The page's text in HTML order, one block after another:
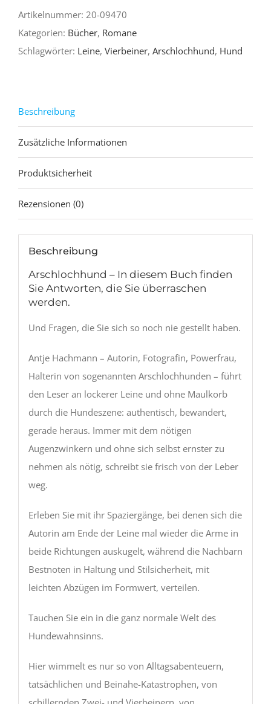
Artikelnummer: 20-09470
Kategorien: Bücher, Romane
Schlagwörter: Leine, Vierbeiner, Arschlochhund, Hund
Beschreibung
Zusätzliche Informationen
Produktsicherheit
Rezensionen (0)
Beschreibung
Arschlochhund – In diesem Buch finden
Sie Antworten, die Sie überraschen
werden.
Und Fragen, die Sie sich so noch nie gestellt haben.
Antje Hachmann – Autorin, Fotografin, Powerfrau,
Halterin von sogenannten Arschlochhunden – führt
den Leser an lockerer Leine und ohne Maulkorb
durch die Hundeszene: authentisch, bewandert,
gerade heraus. Immer mit dem nötigen
Augenzwinkern und ohne sich selbst ernster zu
nehmen als nötig, schreibt sie frisch von der Leber
weg.
Erleben Sie mit ihr Spaziergänge, bei denen sich die
Autorin am Ende der Leine mal wieder die Arme in
beide Richtungen auskugelt, während die Nachbarn
Bestnoten in Haltung und Stilsicherheit, mit
leichten Abzügen im Formwert, verteilen.
Tauchen Sie ein in die ganz normale Welt des
Hundewahnsinns.
Hier wimmelt es nur so von Alltagsabenteuern,
tatsächlichen und Beinahe-Katastrophen, von